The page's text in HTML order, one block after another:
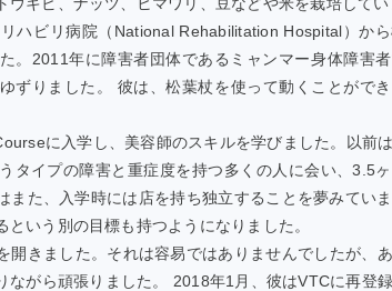
ハビリ病院（National Rehabilitation Hospital）か
。2011年に障害者団体であるミャンマー身体障害
ずりました。 彼は、松葉杖を使って動くことがで
に入学し、美容師のスキルを学びました。以前
タイプの障害と重症度を持つ多くの人に会い、3.5
また、入学時には店を持ち独立することを夢みてい
いう別の目標も持つようになりました。
開きました。それは容易ではありませんでしたが、
がら頑張りました。 2018年1月、彼はVTCに再登